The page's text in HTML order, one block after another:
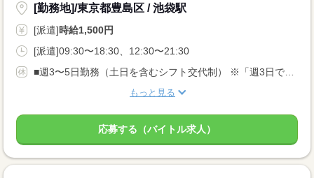
[勤務地]/東京都豊島区 / 池袋駅
[派遣]時給1,500円
[派遣]09:30〜18:30、12:30〜21:30
■週3〜5日勤務（土日を含むシフト交代制） ※「週3日でプライベートも充実」「週4日で無理なく」「週5日でしっかり」など、勤務日数のご希望はお気軽にご相談ください！
もっと見る
応募する（バイトル求人）